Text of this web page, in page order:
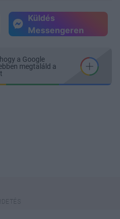
Küldés
Messengeren
a Google
megtaláld a